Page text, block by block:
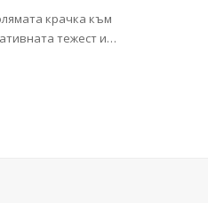
крачка към
тежест и…